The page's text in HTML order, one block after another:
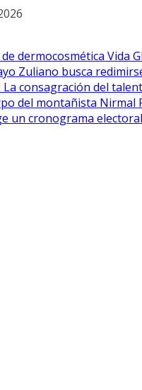
dermocosmética Vida
Zuliano busca
La consagración del
del montañista Nirmal
un cronograma